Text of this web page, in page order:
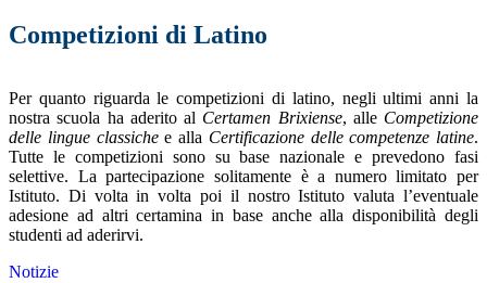
Competizioni di Latino
Per quanto riguarda le competizioni di latino, negli ultimi anni la
nostra scuola ha aderito al Certamen Brixiense, alle Competizione
delle lingue classichee alla Certificazione delle competenze latine.
Tutte le competizioni sono su base nazionale e prevedono fasi
selettive. La partecipazione solitamente è a numero limitato per
Istituto. Di volta in volta poi il nostro Istituto valuta l’eventuale
adesione ad altri certamina in base anche alla disponibilità degli
studenti ad aderirvi.
Notizie